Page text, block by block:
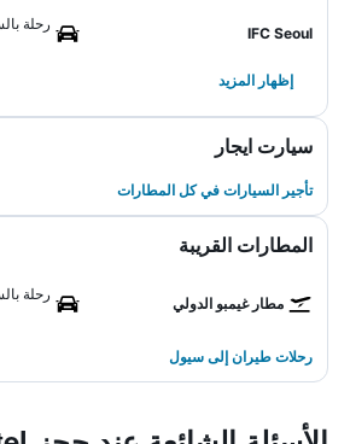
IFC Seoul
رحلة
إظهار المزيد
سيارت ايجار
تأجير السيارات في كل المطارات
المطارات القريبة
مطار غيمبو الدولي
رحلة
رحلات طيران إلى سيول